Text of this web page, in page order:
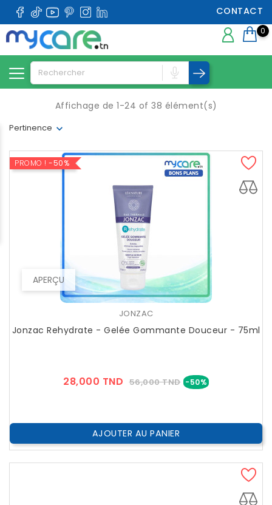
CONTACT
0
Pertinence
Affichage de 1-24 of 38 élément(s)
APERÇU
PROMO ! -50%
JONZAC
Jonzac Rehydrate - Gelée Gommante Douceur - 75ml
28,000 TND Prix
56,000 TND -50%Prix
AJOUTER AU PANIER